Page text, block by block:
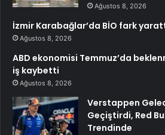
Ağustos 8, 2026
İzmir Karabağlar’da BİO fark
Ağustos 8, 2026
ABD ekonomisi Temmuz’da
iş kaybetti
Ağustos 8, 2026
Verstappen
Geçiştirdi, Red
Trendinde